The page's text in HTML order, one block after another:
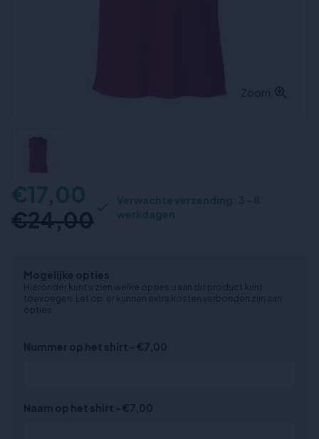
Zoom
€17,00
€24,00
Verwachte verzending: 3 - 8
werkdagen
Mogelijke opties
Hieronder kunt u zien welke opties u aan dit product kunt
toevoegen. Let op: er kunnen extra kosten verbonden zijn aan
opties
Nummer op het shirt - €7,00
Naam op het shirt - €7,00